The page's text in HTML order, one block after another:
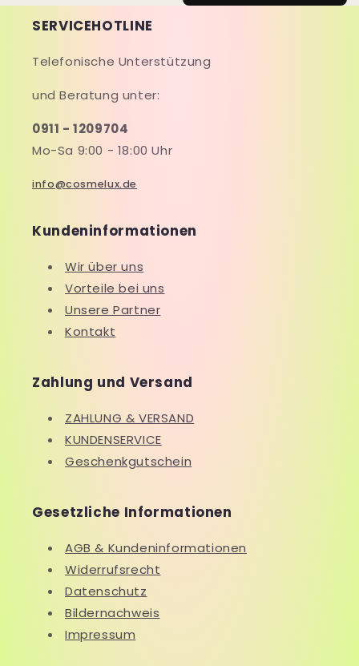
SERVICEHOTLINE
Telefonische Unterstützung
und Beratung unter:
0911 - 1209704
Mo-Sa 9:00 - 18:00 Uhr
info@cosmelux.de
Kundeninformationen
Wir über uns
Vorteile bei uns
Unsere Partner
Kontakt
Zahlung und Versand
ZAHLUNG & VERSAND
KUNDENSERVICE
Geschenkgutschein
Gesetzliche Informationen
AGB & Kundeninformationen
Widerrufsrecht
Datenschutz
Bildernachweis
Impressum